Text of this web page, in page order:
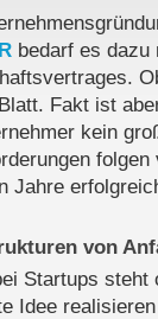
bedarf es
Fakt ist
kein
Jahre
von
Startups steht
Idee